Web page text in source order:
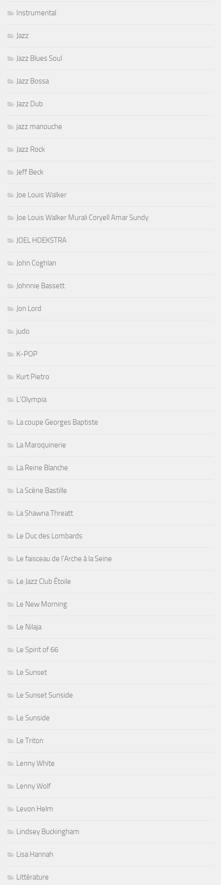
Instrumental
Jazz
Jazz Blues Soul
Jazz Bossa
Jazz Dub
jazz manouche
Jazz Rock
Jeff Beck
Joe Louis Walker
Joe Louis Walker Murali Coryell Amar Sundy
JOEL HOEKSTRA
John Coghlan
Johnnie Bassett
Jon Lord
judo
K-POP
Kurt Pietro
L'Olympia
La coupe Georges Baptiste
La Maroquinerie
La Reine Blanche
La Scène Bastille
La Shawna Threatt
Le Duc des Lombards
Le faisceau de l'Arche à la Seine
Le Jazz Club Étoile
Le New Morning
Le Nilaja
Le Spirit of 66
Le Sunset
Le Sunset Sunside
Le Sunside
Le Triton
Lenny White
Lenny Wolf
Levon Helm
Lindsey Buckingham
Lisa Hannah
Littérature